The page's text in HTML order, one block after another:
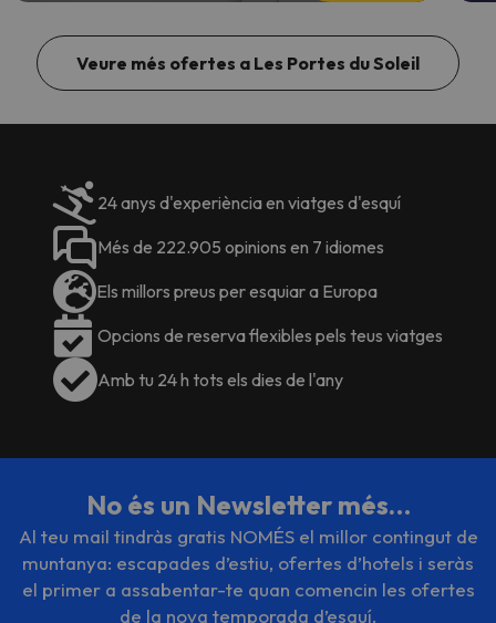
Veure més ofertes a Les Portes du Soleil
24 anys d'experiència en viatges d'esquí
Més de 222.905 opinions en 7 idiomes
Els millors preus per esquiar a Europa
Opcions de reserva flexibles pels teus viatges
Amb tu 24 h tots els dies de l'any
No és un Newsletter més…
Al teu mail tindràs gratis NOMÉS el millor contingut de
muntanya: escapades d’estiu, ofertes d’hotels i seràs
el primer a assabentar-te quan comencin les ofertes
de la nova temporada d’esquí.